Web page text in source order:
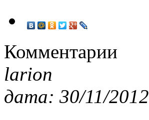
Комментарии
larion
дата: 30/11/2012